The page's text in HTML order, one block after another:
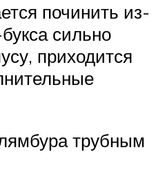
починить из-
сильно
приходится
трубным